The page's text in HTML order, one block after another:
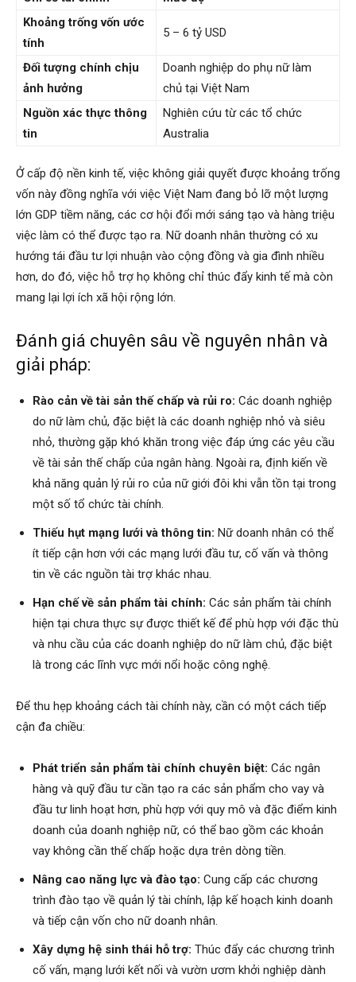
Khoảng trống vốn ước
tính
5 – 6 tỷ USD
Đối tượng chính chịu
ảnh hưởng
Doanh nghiệp do phụ nữ làm
chủ tại Việt Nam
Nguồn xác thực thông
tin
Nghiên cứu từ các tổ chức
Australia
Ở cấp độ nền kinh tế, việc không giải quyết được khoảng trống
vốn này đồng nghĩa với việc Việt Nam đang bỏ lỡ một lượng
lớn GDP tiềm năng, các cơ hội đổi mới sáng tạo và hàng triệu
việc làm có thể được tạo ra. Nữ doanh nhân thường có xu
hướng tái đầu tư lợi nhuận vào cộng đồng và gia đình nhiều
hơn, do đó, việc hỗ trợ họ không chỉ thúc đẩy kinh tế mà còn
mang lại lợi ích xã hội rộng lớn.
Đánh giá chuyên sâu về nguyên nhân và
giải pháp:
Rào cản về tài sản thế chấp và rủi ro: Các doanh nghiệp
do nữ làm chủ, đặc biệt là các doanh nghiệp nhỏ và siêu
nhỏ, thường gặp khó khăn trong việc đáp ứng các yêu cầu
về tài sản thế chấp của ngân hàng. Ngoài ra, định kiến về
khả năng quản lý rủi ro của nữ giới đôi khi vẫn tồn tại trong
một số tổ chức tài chính.
Thiếu hụt mạng lưới và thông tin: Nữ doanh nhân có thể
ít tiếp cận hơn với các mạng lưới đầu tư, cố vấn và thông
tin về các nguồn tài trợ khác nhau.
Hạn chế về sản phẩm tài chính: Các sản phẩm tài chính
hiện tại chưa thực sự được thiết kế để phù hợp với đặc thù
và nhu cầu của các doanh nghiệp do nữ làm chủ, đặc biệt
là trong các lĩnh vực mới nổi hoặc công nghệ.
Để thu hẹp khoảng cách tài chính này, cần có một cách tiếp
cận đa chiều:
Phát triển sản phẩm tài chính chuyên biệt: Các ngân
hàng và quỹ đầu tư cần tạo ra các sản phẩm cho vay và
đầu tư linh hoạt hơn, phù hợp với quy mô và đặc điểm kinh
doanh của doanh nghiệp nữ, có thể bao gồm các khoản
vay không cần thế chấp hoặc dựa trên dòng tiền.
Nâng cao năng lực và đào tạo: Cung cấp các chương
trình đào tạo về quản lý tài chính, lập kế hoạch kinh doanh
và tiếp cận vốn cho nữ doanh nhân.
Xây dựng hệ sinh thái hỗ trợ: Thúc đẩy các chương trình
cố vấn, mạng lưới kết nối và vườn ươm khởi nghiệp dành